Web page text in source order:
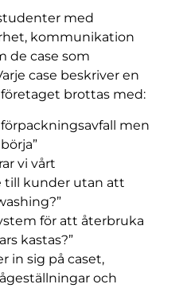
med
kommunikation
de case som
case beskriver en
brottas med:
men
vi vårt
till kunder utan att
för att återbruka
kastas?”
in sig på caset,
och